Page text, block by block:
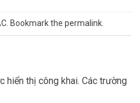
. Bookmark the permalink.
hiển thị công khai. Các trường